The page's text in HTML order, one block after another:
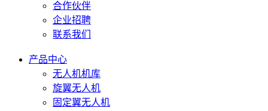
合作伙伴
企业招聘
联系我们
产品中心
无人机机库
旋翼无人机
固定翼无人机